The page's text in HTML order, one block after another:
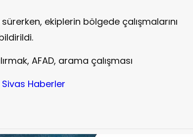
ekiplerin bölgede çalışmalarını
AFAD, arama çalışması
Sivas Haberler